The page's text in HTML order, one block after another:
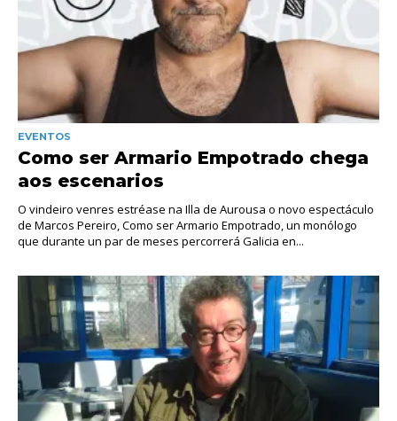
EVENTOS
Como ser Armario Empotrado chega
aos escenarios
O vindeiro venres estréase na Illa de Aurousa o novo espectáculo
de Marcos Pereiro, Como ser Armario Empotrado, un monólogo
que durante un par de meses percorrerá Galicia en...